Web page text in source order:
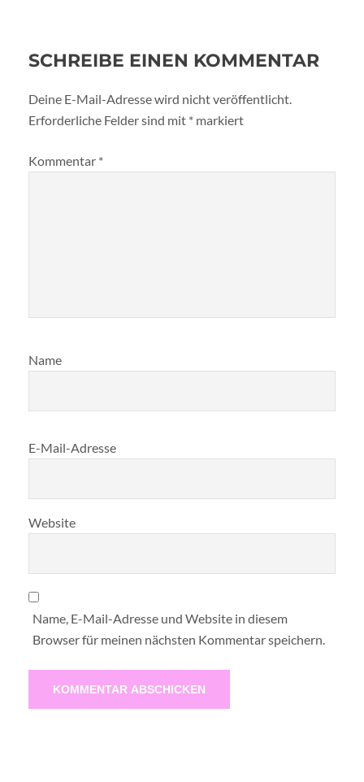
SCHREIBE EINEN KOMMENTAR
Deine E-Mail-Adresse wird nicht veröffentlicht.
Erforderliche Felder sind mit * markiert
Kommentar *
Name
E-Mail-Adresse
Website
Name, E-Mail-Adresse und Website in diesem
Browser für meinen nächsten Kommentar speichern.